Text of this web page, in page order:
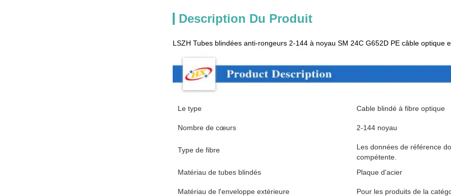
Description Du Produit
LSZH Tubes blindées anti-rongeurs 2-144 à noyau SM 24C G652D PE câble optique
Le type Cable blindé à fibre optique
Nombre de cœurs 2-144 noyau
Type de fibre
Les données de référence
compétente.
Matériau de tubes blindés
Plaque d'acier
Matériau de l'enveloppe extérieure Pour les produits de la